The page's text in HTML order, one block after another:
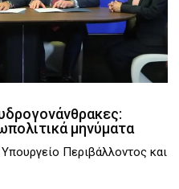
μηνύματα
Περιβάλλοντος και